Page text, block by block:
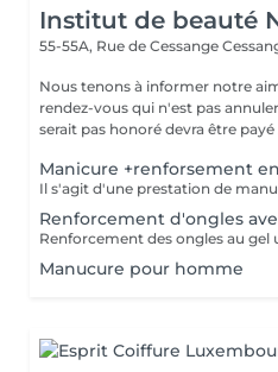
Institut de beauté
55-55A, Rue de Cessange
Nous tenons à informer notre
rendez-vous qui n'est pas
serait pas honoré devra être payé
Manicure +renforsement
Renforcement d'ongles
Manucure pour homme